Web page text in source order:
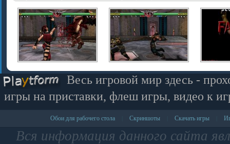
Весь игровой мир здесь -
игры на приставки, флеш игры, видео к
Обои для рабочего стола Скриншоты Скачать игры
Вся информация данного сайта